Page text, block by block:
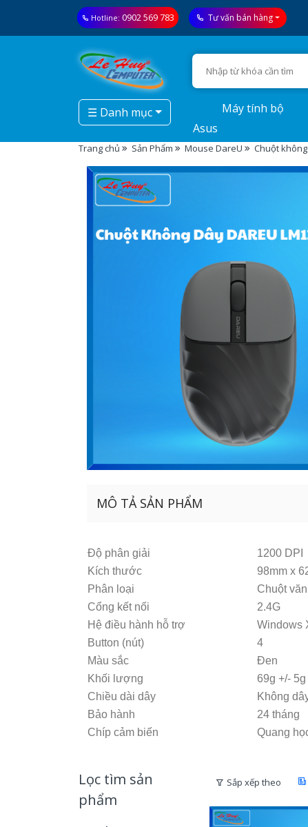
Hotline: 0902 569 783 Tư vấn bán hàng
☰ Danh mục
Máy tính bộ
Asus
Trang chủ Sản Phẩm Mouse DareU Chuột không
MÔ TẢ SẢN PHẨM
Độ phân giải
1200 DPI
Kích thước
98mm x
Phân loại
Chuột
Cổng kết nối
2.4G
Hệ điều hành hỗ trợ
Windows
Button (nút)
4
Màu sắc
Đen
Khối lượng
69g +/- 5g
Chiều dài dây
Không
Bảo hành
24 tháng
Chíp cảm biến
Quang
Lọc tìm sản
phẩm
Sắp xếp theo